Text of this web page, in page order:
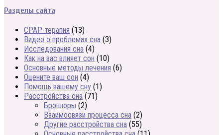
Разделы сайта
CPAP-терапия (13)
Видео о проблемах сна (3)
Исследования сна (4)
Как на вас влияет сон (10)
Основные методы лечения (6)
Оцените ваш сон (4)
Помощь вашему сну (1)
Расстройства сна (71)
Брошюры (2)
Взаимосвязи процесса сна (2)
Другие расстройства сна (55)